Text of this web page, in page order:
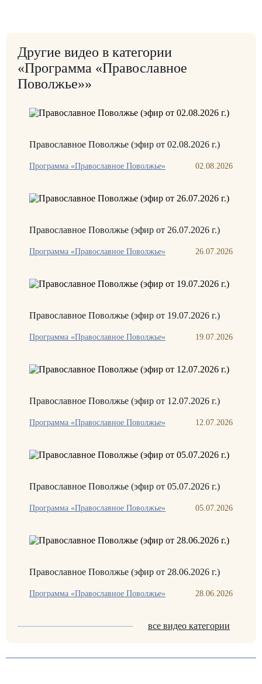
Другие видео в категории
«Программа «Православное
Поволжье»»
Православное Поволжье (эфир от 02.08.2026 г.)
Программа «Православное Поволжье» 02.08.2026
Православное Поволжье (эфир от 26.07.2026 г.)
Программа «Православное Поволжье» 26.07.2026
Православное Поволжье (эфир от 19.07.2026 г.)
Программа «Православное Поволжье» 19.07.2026
Православное Поволжье (эфир от 12.07.2026 г.)
Программа «Православное Поволжье» 12.07.2026
Православное Поволжье (эфир от 05.07.2026 г.)
Программа «Православное Поволжье» 05.07.2026
Православное Поволжье (эфир от 28.06.2026 г.)
Программа «Православное Поволжье» 28.06.2026
все видео категории